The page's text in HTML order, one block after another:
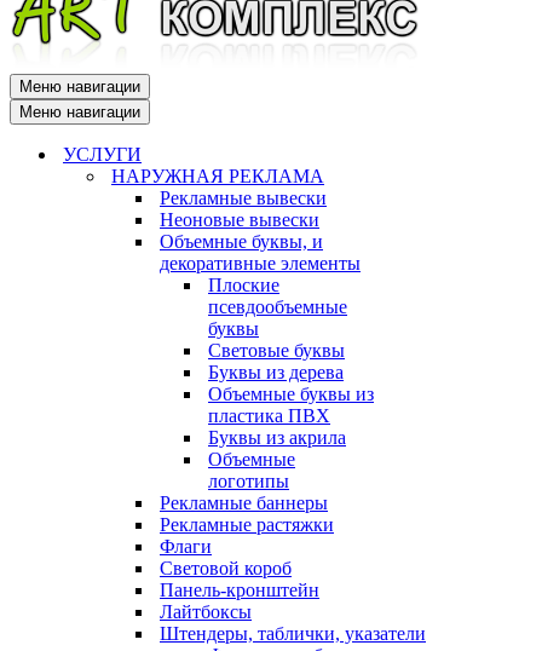
Меню навигации
Меню навигации
УСЛУГИ
НАРУЖНАЯ РЕКЛАМА
Рекламные вывески
Неоновые вывески
Объемные буквы, и
декоративные элементы
Плоские
псевдообъемные
буквы
Световые буквы
Буквы из дерева
Объемные буквы из
пластика ПВХ
Буквы из акрила
Объемные
логотипы
Рекламные баннеры
Рекламные растяжки
Флаги
Световой короб
Панель-кронштейн
Лайтбоксы
Штендеры, таблички, указатели